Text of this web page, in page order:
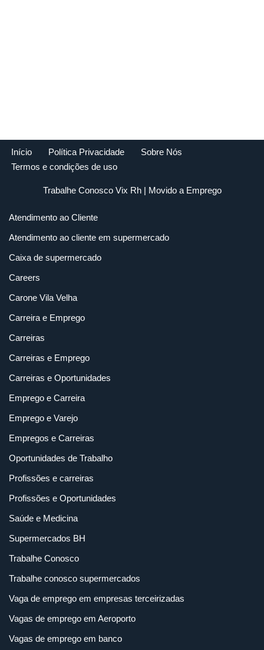
Início Política Privacidade
Sobre Nós
Termos e condições de uso
Trabalhe Conosco Vix Rh| Movido a Emprego
Atendimento ao Cliente
Atendimento ao cliente em supermercado
Caixa de supermercado
Careers
Carone Vila Velha
Carreira e Emprego
Carreiras
Carreiras e Emprego
Carreiras e Oportunidades
Emprego e Carreira
Emprego e Varejo
Empregos e Carreiras
Oportunidades de Trabalho
Profissões e carreiras
Profissões e Oportunidades
Saúde e Medicina
Supermercados BH
Trabalhe Conosco
Trabalhe conosco supermercados
Vaga de emprego em empresas terceirizadas
Vagas de emprego em Aeroporto
Vagas de emprego em banco